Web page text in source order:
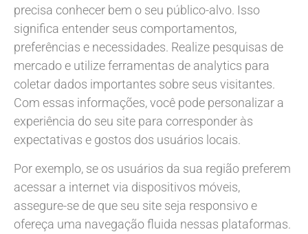
precisa conhecer bem o seu público-alvo. Isso
significa entender seus comportamentos,
preferências e necessidades. Realize pesquisas de
mercado e utilize ferramentas de analytics para
coletar dados importantes sobre seus visitantes.
Com essas informações, você pode personalizar a
experiência do seu site para corresponder às
expectativas e gostos dos usuários locais.
Por exemplo, se os usuários da sua região preferem
acessar a internet via dispositivos móveis,
assegure-se de que seu site seja responsivo e
ofereça uma navegação fluida nessas plataformas.